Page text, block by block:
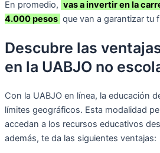
En promedio, vas a invertir en la
4.000 pesos que van a garantizar tu
Descubre las
en la UABJO no
Con la UABJO en línea, la educación
límites geográficos. Esta modalidad
accedan a los recursos educativos
además, te da las siguientes ventajas: